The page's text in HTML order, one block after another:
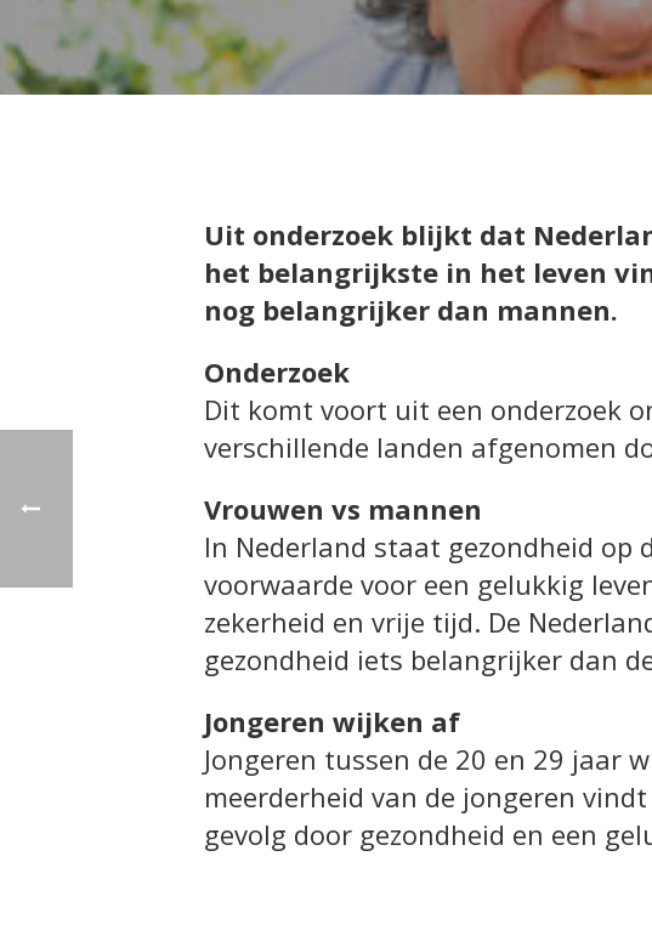
Uit onderzoek blijkt dat
het belangrijkste in het leven
nog belangrijker dan mannen.
Onderzoek
Dit komt voort uit een onderzoek
verschillende landen afgenomen
Vrouwen vs mannen
In Nederland staat gezondheid op
voorwaarde voor een gelukkig
zekerheid en vrije tijd. De
gezondheid iets belangrijker dan
Jongeren wijken af
Jongeren tussen de 20 en 29 jaar
meerderheid van de jongeren
gevolg door gezondheid en een